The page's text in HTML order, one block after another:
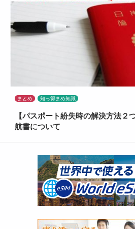
まとめ 知っ得まめ知識
【パスポート紛失時の解決方法２
航書について